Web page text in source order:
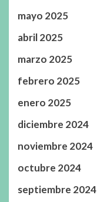
mayo 2025
abril 2025
marzo 2025
febrero 2025
enero 2025
diciembre 2024
noviembre 2024
octubre 2024
septiembre 2024